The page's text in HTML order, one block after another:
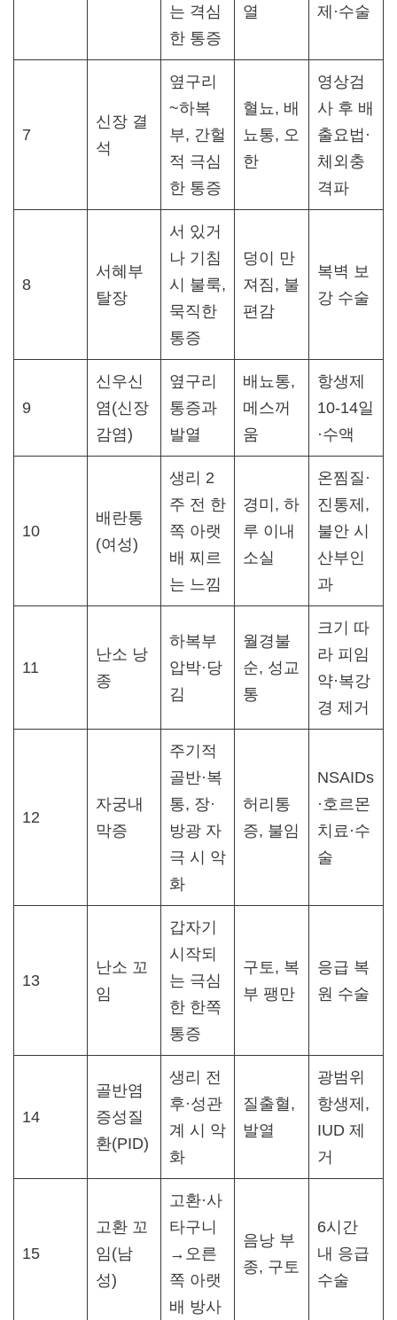
는 격심
한 통증
열
제·수술​
7
신장 결
석
옆구리
~하복
부, 간헐
적 극심
한 통증
혈뇨, 배
뇨통, 오
한
영상검
사 후 배
출요법·
체외충
격파​
8
서혜부
탈장
서 있거
나 기침
시 불룩,
묵직한
통증
덩이 만
져짐, 불
편감
복벽 보
강 수술
9
신우신
염(신장
감염)
옆구리
통증과
발열
배뇨통,
메스꺼
움
항생제
10-14일
·수액​
10
배란통
(여성)
생리 2
주 전 한
쪽 아랫
배 찌르
는 느낌
경미, 하
루 이내
소실
온찜질·
진통제,
불안 시
산부인
과​
11
난소 낭
종
하복부
압박·당
김
월경불
순, 성교
통
크기 따
라 피임
약·복강
경 제거​
12
자궁내
막증
주기적
골반·복
통, 장·
방광 자
극 시 악
화
허리통
증, 불임
NSAIDs
·호르몬
치료·수
술​
13
난소 꼬
임
갑자기
시작되
는 극심
한 한쪽
통증
구토, 복
부 팽만
응급 복
원 수술​
14
골반염
증성질
환(PID)
생리 전
후·성관
계 시 악
화
질출혈,
발열
광범위
항생제,
IUD 제
거​
15
고환 꼬
임(남
성)
고환·사
타구니
→오른
쪽 아랫
배 방사
음낭 부
종, 구토
6시간
내 응급
수술​